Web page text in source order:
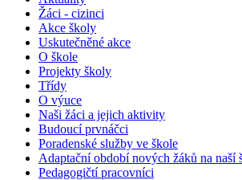
Žáci - cizinci
Akce školy
Uskutečněné akce
O škole
Projekty školy
Třídy
O výuce
Naši žáci a jejich aktivity
Budoucí prvnáčci
Poradenské služby ve škole
Adaptační období nových žáků na naší
Pedagogičtí pracovníci